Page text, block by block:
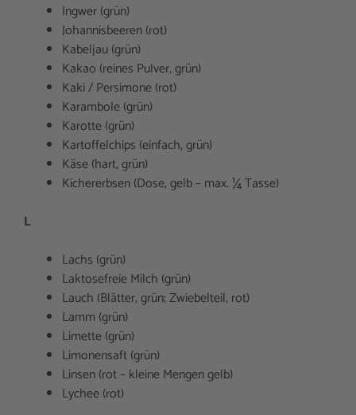
Ingwer (grün)
Johannisbeeren (rot)
Kabeljau (grün)
Kakao (reines Pulver, grün)
Kaki / Persimone (rot)
Karambole (grün)
Karotte (grün)
Kartoffelchips (einfach, grün)
Käse (hart, grün)
Kichererbsen (Dose, gelb – max. ¼ Tasse)
L
Lachs (grün)
Laktosefreie Milch (grün)
Lauch (Blätter, grün; Zwiebelteil, rot)
Lamm (grün)
Limette (grün)
Limonensaft (grün)
Linsen (rot – kleine Mengen gelb)
Lychee (rot)